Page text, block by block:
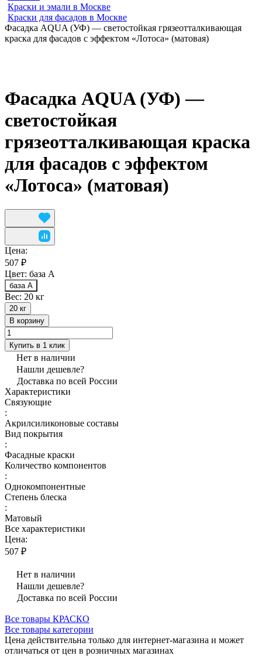
Краски и эмали в Москве
Краски для фасадов в Москве
Фасадка AQUA (УФ) — светостойкая грязеотталкивающая
краска для фасадов с эффектом «Лотоса» (матовая)
Фасадка AQUA (УФ) —
светостойкая
грязеотталкивающая краска
для фасадов с эффектом
«Лотоса» (матовая)
Цена:
507 ₽
Цвет: база А
база А
Вес: 20 кг
20 кг
В корзину
Купить в 1 клик
Нет в наличии
Нашли дешевле?
Доставка по всей России
Характеристики
Связующие
:
Акрилсиликоновые составы
Вид покрытия
:
Фасадные краски
Количество компонентов
:
Однокомпонентные
Степень блеска
:
Матовый
Все характеристики
Цена:
507 ₽
Нет в наличии
Нашли дешевле?
Доставка по всей России
Все товары КРАСКО
Все товары категории
Цена действительна только для интернет-магазина и может
отличаться от цен в розничных магазинах